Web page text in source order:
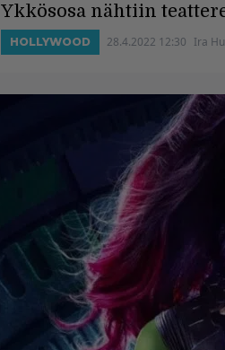
Ykkösosa nähtiin
HOLLYWOOD 28.4.2022 12:30 Ira